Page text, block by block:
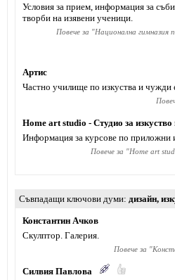
Условия за прием, информация за
творби на изявени ученици.
Повече за "Национална гимназия
Артис
Частно училище по изкуства и чужди
Home art studio - Студио за изкуство
Информация за курсове по приложни
Повече за "Home art
Съвпадащи ключови думи дизайн,
Константин Ачков
Скулптор. Галерия.
Повече за "
Силвия Павлова